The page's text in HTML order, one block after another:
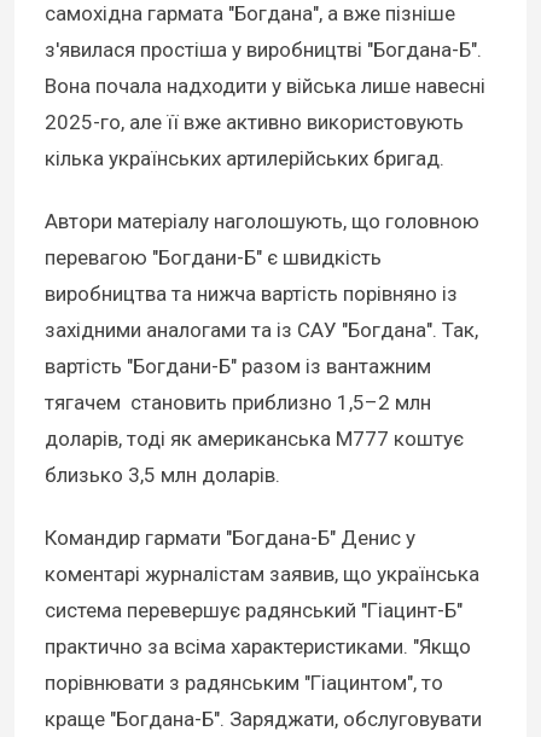
самохідна гармата "Богдана", а вже пізніше
з'явилася простіша у виробництві "Богдана-Б".
Вона почала надходити у війська лише навесні
2025-го, але її вже активно використовують
кілька українських артилерійських бригад.
Автори матеріалу наголошують, що головною
перевагою "Богдани-Б" є швидкість
виробництва та нижча вартість порівняно із
західними аналогами та із САУ "Богдана". Так,
вартість "Богдани-Б" разом із вантажним
тягачем становить приблизно 1,5–2 млн
доларів, тоді як американська М777 коштує
близько 3,5 млн доларів.
Командир гармати "Богдана-Б" Денис у
коментарі журналістам заявив, що українська
система перевершує радянський "Гіацинт-Б"
практично за всіма характеристиками. "Якщо
порівнювати з радянським "Гіацинтом", то
краще "Богдана-Б". Заряджати, обслуговувати